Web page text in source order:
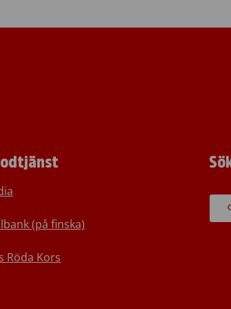
(på finska)
Röda Kors